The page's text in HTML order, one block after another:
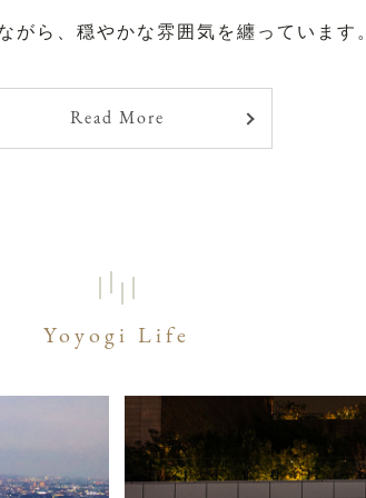
がら、 穏やかな雰囲気を纏っています
Read More
Yoyogi Life